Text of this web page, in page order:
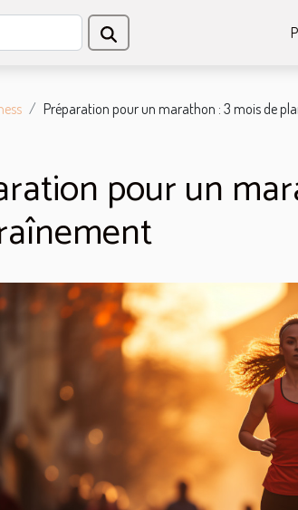
Préparation pour un marathon : 3 mois de
pour un